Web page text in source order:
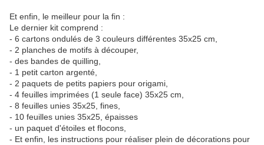
Et enfin, le meilleur pour la fin :
Le dernier kit comprend :
- 6 cartons ondulés de 3 couleurs différentes 35x25 cm,
- 2 planches de motifs à découper,
- des bandes de quilling,
- 1 petit carton argenté,
- 2 paquets de petits papiers pour origami,
- 4 feuilles imprimées (1 seule face) 35x25 cm,
- 8 feuilles unies 35x25, fines,
- 10 feuilles unies 35x25, épaisses
- un paquet d'étoiles et flocons,
- Et enfin, les instructions pour réaliser plein de décorations pour